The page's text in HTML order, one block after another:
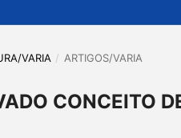
VARIA / ARTIGOS/VARIA
CONCEITO